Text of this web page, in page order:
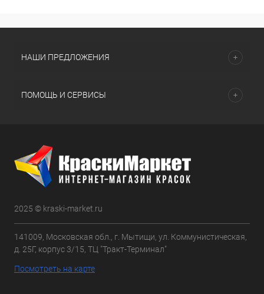
НАШИ ПРЕДЛОЖЕНИЯ
ПОМОЩЬ И СЕРВИСЫ
2025 © kraski-market.ru
141009, Московская обл., г. Мытищи, ул. Коммунистическая,
д. 25Г, корпус 3/15, ТЦ "Тракт-Терминал"
Посмотреть на карте